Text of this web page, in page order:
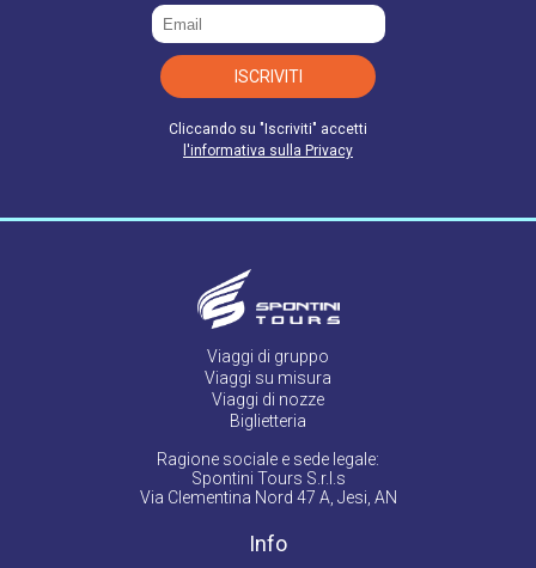
ISCRIVITI
Cliccando su "Iscriviti" accetti
l'informativa sulla Privacy
Viaggi di gruppo
Viaggi su misura
Viaggi di nozze
Biglietteria
Ragione sociale e sede legale:
Spontini Tours S.r.l.s
Via Clementina Nord 47 A, Jesi, AN
Info